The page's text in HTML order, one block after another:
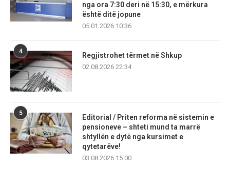
nga ora 7:30 deri në 15:30, e mërkura
është ditë jopune
05.01.2026 10:36
4
Regjistrohet tërmet në Shkup
02.08.2026 22:34
5
Editorial / Priten reforma në sistemin e
pensioneve – shteti mund ta marrë
shtyllën e dytë nga kursimet e
qytetarëve!
03.08.2026 15:00